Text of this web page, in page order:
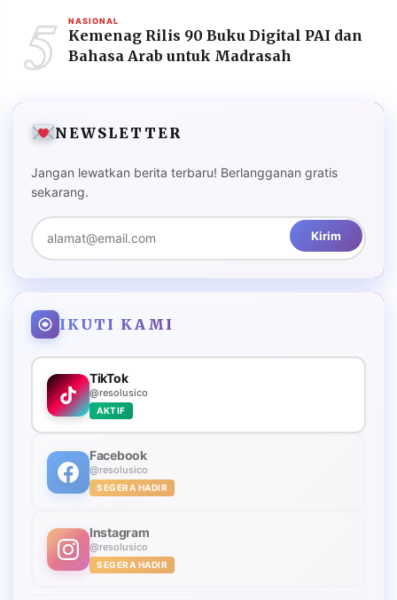
5 NASIONAL
Kemenag Rilis 90 Buku Digital PAI dan
Bahasa Arab untuk Madrasah
NEWSLETTER
Jangan lewatkan berita terbaru! Berlangganan gratis
sekarang.
Kirim
IKUTI KAMI
TikTok
@resolusico
AKTIF
Facebook
@resolusico
SEGERA HADIR
Instagram
@resolusico
SEGERA HADIR